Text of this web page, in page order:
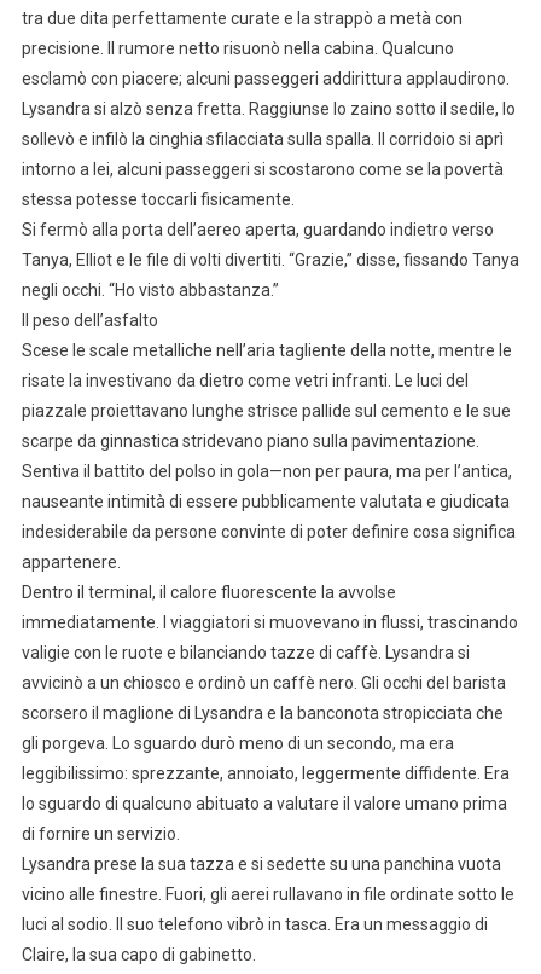
tra due dita perfettamente curate e la strappò a metà con
precisione. Il rumore netto risuonò nella cabina. Qualcuno
esclamò con piacere; alcuni passeggeri addirittura applaudirono.
Lysandra si alzò senza fretta. Raggiunse lo zaino sotto il sedile, lo
sollevò e infilò la cinghia sfilacciata sulla spalla. Il corridoio si aprì
intorno a lei, alcuni passeggeri si scostarono come se la povertà
stessa potesse toccarli fisicamente.
Si fermò alla porta dell’aereo aperta, guardando indietro verso
Tanya, Elliot e le file di volti divertiti. “Grazie,” disse, fissando Tanya
negli occhi. “Ho visto abbastanza.”
Il peso dell’asfalto
Scese le scale metalliche nell’aria tagliente della notte, mentre le
risate la investivano da dietro come vetri infranti. Le luci del
piazzale proiettavano lunghe strisce pallide sul cemento e le sue
scarpe da ginnastica stridevano piano sulla pavimentazione.
Sentiva il battito del polso in gola—non per paura, ma per l’antica,
nauseante intimità di essere pubblicamente valutata e giudicata
indesiderabile da persone convinte di poter definire cosa significa
appartenere.
Dentro il terminal, il calore fluorescente la avvolse
immediatamente. I viaggiatori si muovevano in flussi, trascinando
valigie con le ruote e bilanciando tazze di caffè. Lysandra si
avvicinò a un chiosco e ordinò un caffè nero. Gli occhi del barista
scorsero il maglione di Lysandra e la banconota stropicciata che
gli porgeva. Lo sguardo durò meno di un secondo, ma era
leggibilissimo: sprezzante, annoiato, leggermente diffidente. Era
lo sguardo di qualcuno abituato a valutare il valore umano prima
di fornire un servizio.
Lysandra prese la sua tazza e si sedette su una panchina vuota
vicino alle finestre. Fuori, gli aerei rullavano in file ordinate sotto le
luci al sodio. Il suo telefono vibrò in tasca. Era un messaggio di
Claire, la sua capo di gabinetto.